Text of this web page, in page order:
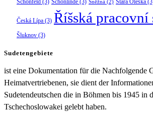
Schönfeld (3) Schönlinde (3) Sněžná (2) Stará Oleška
Česká Lípa (3) Říšská pracovní
Šluknov (3)
Sudetengebiete
ist eine Dokumentation für die Nachfolgende
Heimatvertriebenen, sie dient der
Sudetendeutschen die in Böhmen bis 1945 in
Tschechoslowakei gelebt haben.